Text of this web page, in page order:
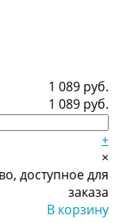
1 089 руб.
1 089 руб.
+
×
доступное для
заказа
В корзину